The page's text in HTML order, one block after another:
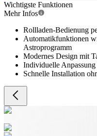
Wichtigste Funktionen
Mehr Infos
Rollladen-Bedienung
Automatikfunktionen
Astroprogramm
Modernes Design mit
Individuelle
Schnelle Installation